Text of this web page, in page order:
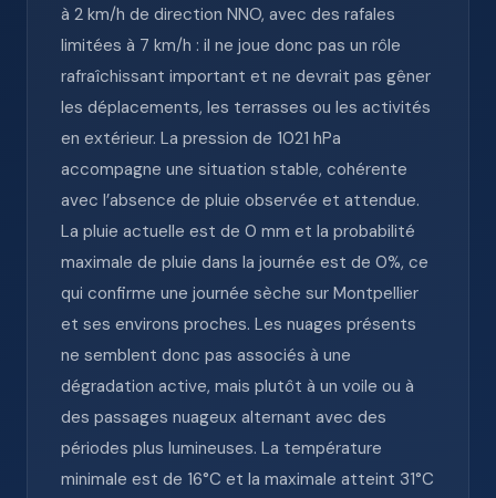
à 2 km/h de direction NNO, avec des rafales
limitées à 7 km/h : il ne joue donc pas un rôle
rafraîchissant important et ne devrait pas gêner
les déplacements, les terrasses ou les activités
en extérieur. La pression de 1021 hPa
accompagne une situation stable, cohérente
avec l’absence de pluie observée et attendue.
La pluie actuelle est de 0 mm et la probabilité
maximale de pluie dans la journée est de 0%, ce
qui confirme une journée sèche sur Montpellier
et ses environs proches. Les nuages présents
ne semblent donc pas associés à une
dégradation active, mais plutôt à un voile ou à
des passages nuageux alternant avec des
périodes plus lumineuses. La température
minimale est de 16°C et la maximale atteint 31°C